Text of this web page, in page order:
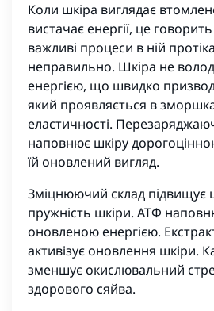
Коли шкіра виглядає
вистачає енергії, це
важливі процеси в ній
неправильно. Шкіра не
енергією, що швидко
який проявляється в
еластичності.
наповнює шкіру
їй оновлений вигляд.
Зміцнюючий склад підвищує
пружність шкіри. АТФ
оновленою енергією.
активізує оновлення шкіри.
зменшує окислювальний
здорового сяйва.